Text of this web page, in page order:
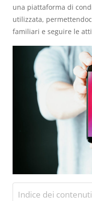
una piattaforma di
utilizzata,
familiari e seguire le
Indice dei contenuti